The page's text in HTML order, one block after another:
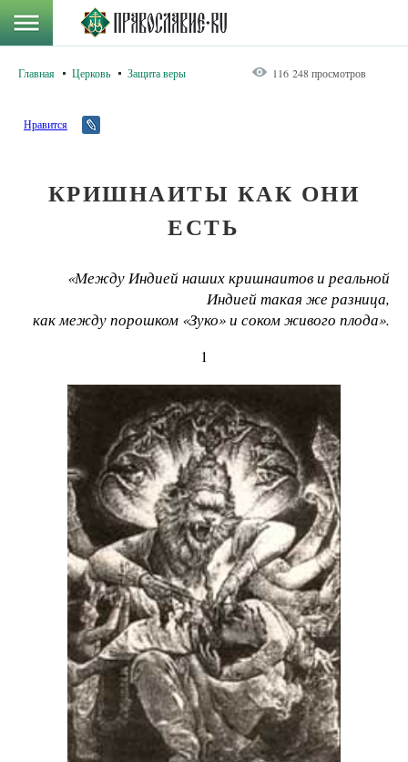
Главная Церковь Защита веры 116 248 просмотров
Нравится
КРИШНАИТЫ КАК ОНИ
ЕСТЬ
«Между Индией наших кришнаитов и реальной
Индией такая же разница,
как между порошком «Зуко» и соком живого плода».
1